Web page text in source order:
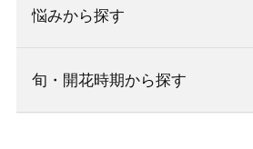
悩みから探す
旬・開花時期から探す